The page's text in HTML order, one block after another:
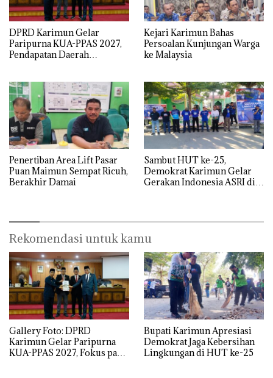
DPRD Karimun Gelar
Paripurna KUA-PPAS 2027,
Pendapatan Daerah
Kejari Karimun Bahas
Persoalan Kunjungan Warga
ke Malaysia
Penertiban Area Lift Pasar
Puan Maimun Sempat Ricuh,
Berakhir Damai
Sambut HUT ke-25,
Demokrat Karimun Gelar
Gerakan Indonesia ASRI di
Rekomendasi untuk kamu
Gallery Foto: DPRD
Karimun Gelar Paripurna
KUA-PPAS 2027, Fokus pada
Bupati Karimun Apresiasi
Demokrat Jaga Kebersihan
Lingkungan di HUT ke-25